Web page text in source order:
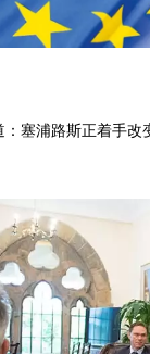
塞浦路斯正着手